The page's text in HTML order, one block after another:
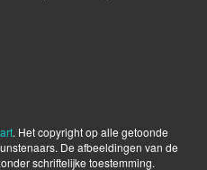
. Het copyright op alle getoonde
De afbeeldingen van de
schriftelijke toestemming.